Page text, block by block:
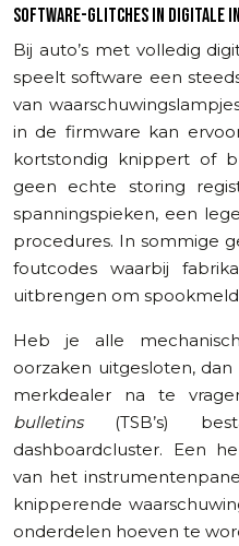
SOFTWARE-GLITCHES IN DIGITALE
Bij auto’s met volledig
speelt software een
van
in de firmware kan
kortstondig knippert of
geen echte storing
spanningspieken, een
procedures. In sommige
foutcodes waarbij
uitbrengen om
Heb je alle
oorzaken uitgesloten,
merkdealer na te
bulletins(TSB’s)
dashboardcluster. Een
van het
knipperende
onderdelen hoeven te